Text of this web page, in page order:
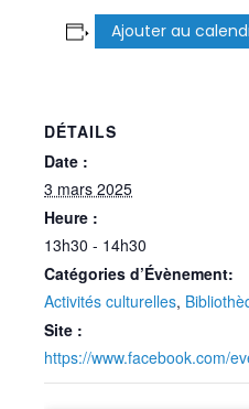
Ajouter au
DÉTAILS
Date :
3 mars 2025
Heure :
13h30 - 14h30
Catégories d’Évènement:
Activités culturelles,
Site :
https://www.facebook.com/